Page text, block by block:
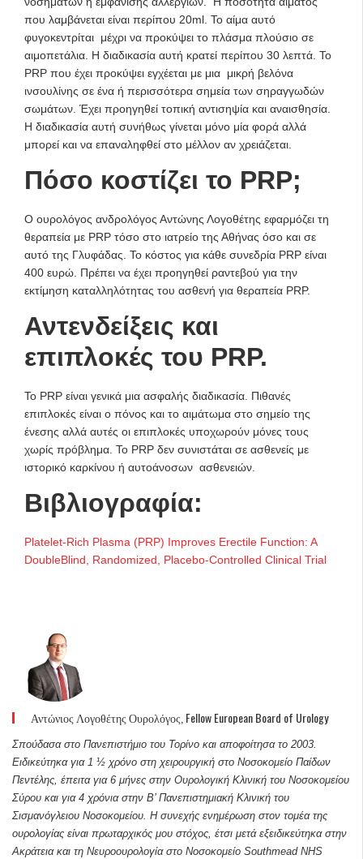
που λαμβάνεται είναι περίπου 20ml. Το αίμα αυτό
φυγοκεντρίται μέχρι να προκύψει το πλάσμα πλούσιο σε
αιμοπετάλια. Η διαδικασία αυτή κρατεί περίπου 30 λεπτά. Το
PRP που έχει προκύψει εγχέεται με μια μικρή βελόνα
ινσουλίνης σε ένα ή περισσότερα σημεία των σηραγγωδών
σωμάτων. Έχει προηγηθεί τοπική αντισηψία και αναισθησία.
Η διαδικασία αυτή συνήθως γίνεται μόνο μία φορά αλλά
μπορεί και να επαναληφθεί στο μέλλον αν χρειάζεται.
Πόσο κοστίζει το PRP;
Ο ουρολόγος ανδρολόγος Αντώνης Λογοθέτης εφαρμόζει τη
θεραπεία με PRP τόσο στο ιατρείο της Αθήνας όσο και σε
αυτό της Γλυφάδας. Το κόστος για κάθε συνεδρία PRP είναι
400 ευρώ. Πρέπει να έχει προηγηθεί ραντεβού για την
εκτίμηση καταλληλότητας του ασθενή για θεραπεία PRP.
Αντενδείξεις και
επιπλοκές του PRP.
Το PRP είναι γενικά μια ασφαλής διαδικασία. Πιθανές
επιπλοκές είναι ο πόνος και το αιμάτωμα στο σημείο της
ένεσης αλλά αυτές οι επιπλοκές υποχωρούν μόνες τους
χωρίς πρόβλημα. Το PRP δεν συνιστάται σε ασθενείς με
ιστορικό καρκίνου ή αυτοάνοσων ασθενειών.
Βιβλιογραφία:
Platelet-Rich Plasma (PRP) Improves Erectile Function: A
DoubleBlind, Randomized, Placebo-Controlled Clinical Trial
Αντώνιος Λογοθέτης Ουρολόγος, Fellow European Board of Urology
Σπούδασα στο Πανεπιστήμιο του Τορίνο και αποφοίτησα το 2003.
Ειδικεύτηκα για 1 ½ χρόνο στη χειρουργική στο Νοσοκομείο Παίδων
Πεντέλης, έπειτα για 6 μήνες στην Ουρολογική Κλινική του Νοσοκομείου
Σύρου και για 4 χρόνια στην Β’ Πανεπιστημιακή Κλινική του
Σισμανόγλειου Νοσοκομείου. Η συνεχής ενημέρωση στον τομέα της
ουρολογίας είναι πρωταρχικός μου στόχος, έτσι μετά εξειδικεύτηκα στην
Ακράτεια και τη Νευροουρολογία στο Νοσοκομείο Southmead NHS